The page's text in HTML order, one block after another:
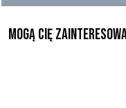
Mogą Cię